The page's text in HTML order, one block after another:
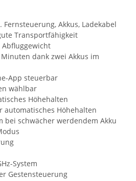
Fernsteuerung, Akkus, Ladekabel
Transportfähigkeit
dank zwei Akkus im
App steuerbar
wählbar
Höhehalten
automatisches Höhehalten
bei schwächer werdendem Akku
System
Gestensteuerung